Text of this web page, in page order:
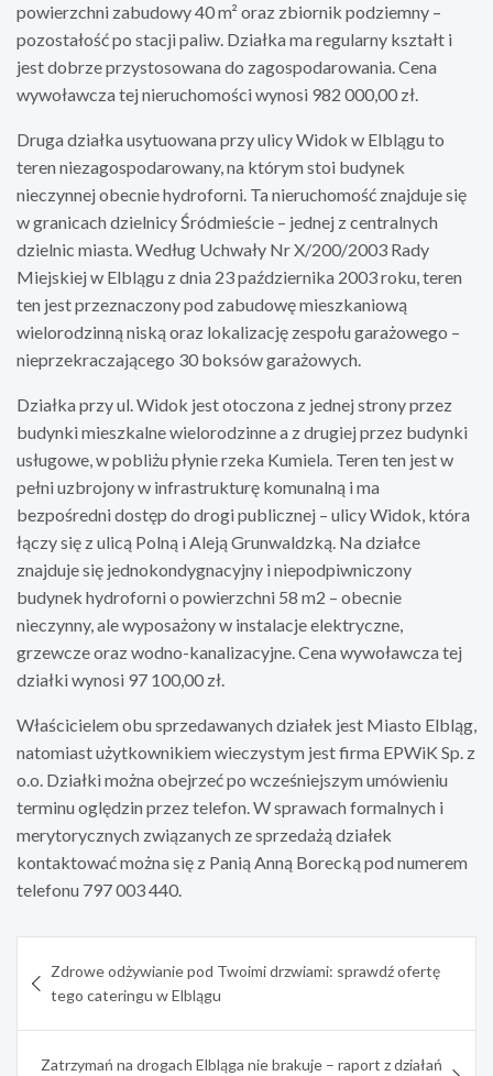
powierzchni zabudowy 40 m² oraz zbiornik podziemny –
pozostałość po stacji paliw. Działka ma regularny kształt i
jest dobrze przystosowana do zagospodarowania. Cena
wywoławcza tej nieruchomości wynosi 982 000,00 zł.
Druga działka usytuowana przy ulicy Widok w Elblągu to
teren niezagospodarowany, na którym stoi budynek
nieczynnej obecnie hydroforni. Ta nieruchomość znajduje się
w granicach dzielnicy Śródmieście – jednej z centralnych
dzielnic miasta. Według Uchwały Nr X/200/2003 Rady
Miejskiej w Elblągu z dnia 23 października 2003 roku, teren
ten jest przeznaczony pod zabudowę mieszkaniową
wielorodzinną niską oraz lokalizację zespołu garażowego –
nieprzekraczającego 30 boksów garażowych.
Działka przy ul. Widok jest otoczona z jednej strony przez
budynki mieszkalne wielorodzinne a z drugiej przez budynki
usługowe, w pobliżu płynie rzeka Kumiela. Teren ten jest w
pełni uzbrojony w infrastrukturę komunalną i ma
bezpośredni dostęp do drogi publicznej – ulicy Widok, która
łączy się z ulicą Polną i Aleją Grunwaldzką. Na działce
znajduje się jednokondygnacyjny i niepodpiwniczony
budynek hydroforni o powierzchni 58 m2 – obecnie
nieczynny, ale wyposażony w instalacje elektryczne,
grzewcze oraz wodno-kanalizacyjne. Cena wywoławcza tej
działki wynosi 97 100,00 zł.
Właścicielem obu sprzedawanych działek jest Miasto Elbląg,
natomiast użytkownikiem wieczystym jest firma EPWiK Sp. z
o.o. Działki można obejrzeć po wcześniejszym umówieniu
terminu oględzin przez telefon. W sprawach formalnych i
merytorycznych związanych ze sprzedażą działek
kontaktować można się z Panią Anną Borecką pod numerem
telefonu 797 003 440.
wpisu
Zdrowe odżywianie pod Twoimi drzwiami: sprawdź ofertę
tego cateringu w Elblągu
Zatrzymań na drogach Elbląga nie brakuje – raport z działań